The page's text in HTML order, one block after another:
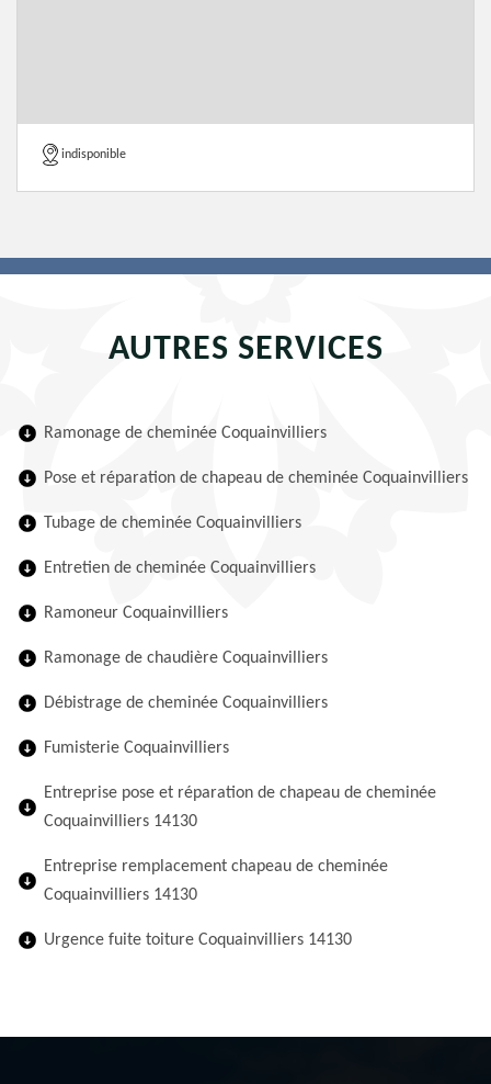
indisponible
AUTRES SERVICES
Ramonage de cheminée Coquainvilliers
Pose et réparation de chapeau de cheminée Coquainvilliers
Tubage de cheminée Coquainvilliers
Entretien de cheminée Coquainvilliers
Ramoneur Coquainvilliers
Ramonage de chaudière Coquainvilliers
Débistrage de cheminée Coquainvilliers
Fumisterie Coquainvilliers
Entreprise pose et réparation de chapeau de cheminée
Coquainvilliers 14130
Entreprise remplacement chapeau de cheminée
Coquainvilliers 14130
Urgence fuite toiture Coquainvilliers 14130